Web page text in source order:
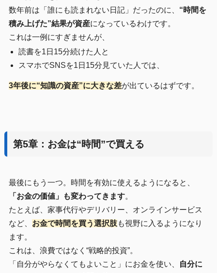
数年前は「誰にも読まれない日記」だったのに、 “時間を
積み上げた”結果が資産になっているわけです。
これは一例にすぎませんが、
読書を1日15分続けた人と
スマホでSNSを1日15分見ていた人では、
3年後に“知識の資産”に大きな差が出ているはずです。
第5章：お金は“時間”で買える
最後にもう一つ。時間を有効に使えるようになると、
「お金の価値」も変わってきます。
たとえば、家事代行やデリバリー、オンラインサービス
など、 お金で時間を買う選択肢も視野に入るようになり
ます。
これは、浪費ではなく“戦略的投資”。
「自分がやらなくてもよいこと」にお金を使い、
自分に